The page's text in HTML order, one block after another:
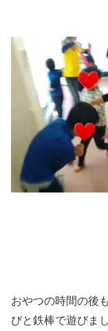
おやつの時間の後
びと鉄棒で遊びま